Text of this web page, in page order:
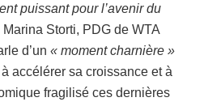
puissant pour l’avenir du
Storti, PDG de WTA
d’un « moment charnière »
accélérer sa croissance et à
fragilisé ces dernières